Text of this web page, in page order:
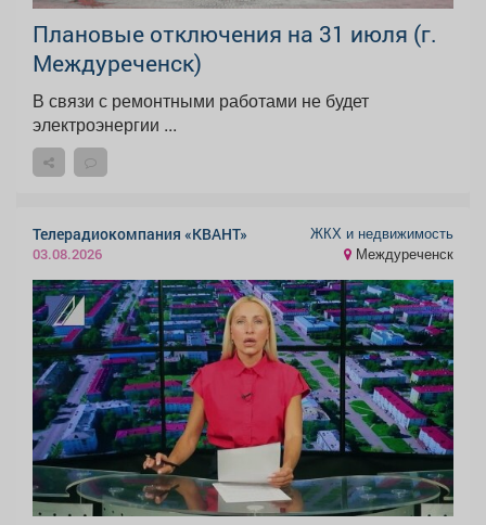
Плановые отключения на 31 июля (г.
Междуреченск)
В связи с ремонтными работами не будет
электроэнергии ...
Телерадиокомпания «КВАНТ»
03.08.2026
ЖКХ и недвижимость
Междуреченск